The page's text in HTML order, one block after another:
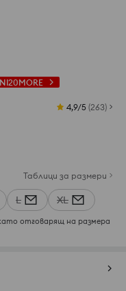
4,9/5 (263)
Таблици за размери
L XL
отговарящ на размера